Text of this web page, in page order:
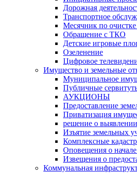
Дорожная
Транспортное
Месячник по очистке
Обращение с ТКО
Детские игровые
Озеленение
Цифровое
Имущество и земельные
Муниципальное
Публичные
АУКЦИОНЫ
Предоставление
Приватизация
решение о
Изъятие земельных
Комплексные
Оповещения о
Извещения о
Коммунальная